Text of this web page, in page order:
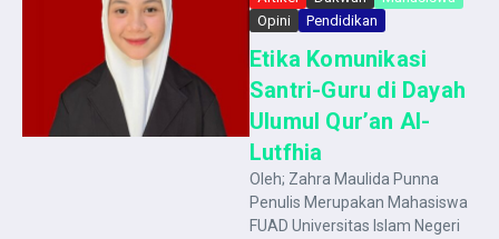
Opini
Pendidikan
Etika Komunikasi
Santri-Guru di Dayah
Ulumul Qur’an Al-
Lutfhia
Oleh; Zahra Maulida Punna
Penulis Merupakan Mahasiswa
FUAD Universitas Islam Negeri